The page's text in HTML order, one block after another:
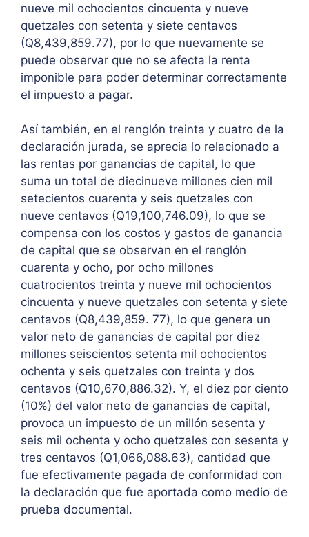
nueve mil ochocientos cincuenta y nueve
quetzales con setenta y siete centavos
(Q8,439,859.77), por lo que nuevamente se
puede observar que no se afecta la renta
imponible para poder determinar correctamente
el impuesto a pagar.
Así también, en el renglón treinta y cuatro de la
declaración jurada, se aprecia lo relacionado a
las rentas por ganancias de capital, lo que
suma un total de diecinueve millones cien mil
setecientos cuarenta y seis quetzales con
nueve centavos (Q19,100,746.09), lo que se
compensa con los costos y gastos de ganancia
de capital que se observan en el renglón
cuarenta y ocho, por ocho millones
cuatrocientos treinta y nueve mil ochocientos
cincuenta y nueve quetzales con setenta y siete
centavos (Q8,439,859. 77), lo que genera un
valor neto de ganancias de capital por diez
millones seiscientos setenta mil ochocientos
ochenta y seis quetzales con treinta y dos
centavos (Q10,670,886.32). Y, el diez por ciento
(10%) del valor neto de ganancias de capital,
provoca un impuesto de un millón sesenta y
seis mil ochenta y ocho quetzales con sesenta y
tres centavos (Q1,066,088.63), cantidad que
fue efectivamente pagada de conformidad con
la declaración que fue aportada como medio de
prueba documental.